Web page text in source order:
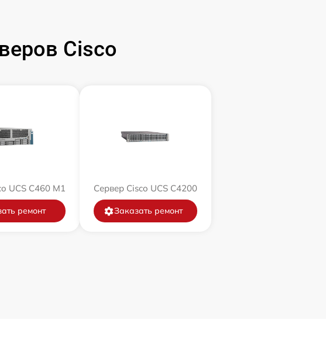
Cisco
UCS C460 M1
ремонт
Сервер Cisco UCS C4200
Заказать ремонт